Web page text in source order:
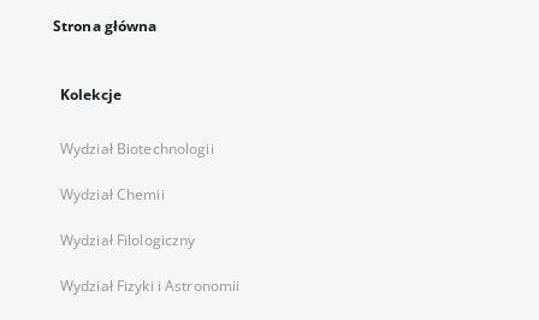
Strona główna
Kolekcje
Wydział Biotechnologii
Wydział Chemii
Wydział Filologiczny
Wydział Fizyki i Astronomii